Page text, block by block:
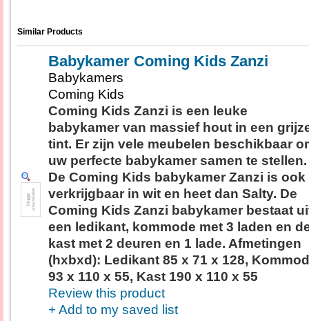
Similar Products
Babykamer Coming Kids Zanzi
Babykamers
Coming Kids
Coming Kids Zanzi is een leuke
babykamer van massief hout in een
tint. Er zijn vele meubelen beschikbaar
uw perfecte babykamer samen te stellen.
De Coming Kids babykamer Zanzi is ook
verkrijgbaar in wit en heet dan Salty. De
Coming Kids Zanzi babykamer bestaat
een ledikant, kommode met 3 laden en
kast met 2 deuren en 1 lade. Afmetingen
(hxbxd): Ledikant 85 x 71 x 128,
93 x 110 x 55, Kast 190 x 110 x 55
Review this product
+ Add to my saved list